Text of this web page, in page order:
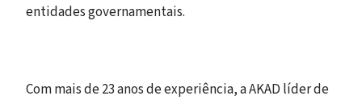
entidades governamentais.
Com mais de 23 anos de experiência, a AKAD líder de